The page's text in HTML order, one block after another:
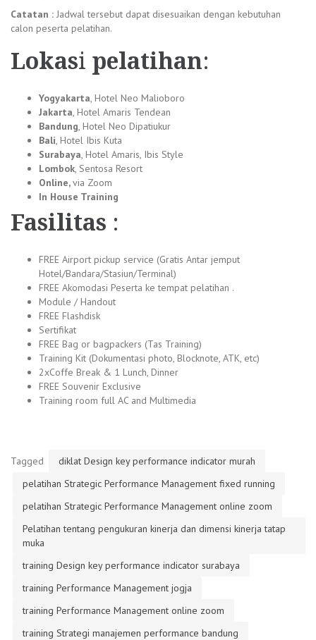
Catatan : Jadwal tersebut dapat disesuaikan dengan kebutuhan
calon peserta pelatihan.
Lokasi pelatihan:
Yogyakarta, Hotel Neo Malioboro
Jakarta, Hotel Amaris Tendean
Bandung, Hotel Neo Dipatiukur
Bali, Hotel Ibis Kuta
Surabaya, Hotel Amaris, Ibis Style
Lombok, Sentosa Resort
Online,via Zoom
In House Training
Fasilitas :
FREE Airport pickup service (Gratis Antar jemput
Hotel/Bandara/Stasiun/Terminal)
FREE Akomodasi Peserta ke tempat pelatihan .
Module / Handout
FREE Flashdisk
Sertifikat
FREE Bag or bagpackers (Tas Training)
Training Kit (Dokumentasi photo, Blocknote, ATK, etc)
2xCoffe Break & 1 Lunch, Dinner
FREE Souvenir Exclusive
Training room full AC and Multimedia
Tagged
diklat Design key performance indicator murah
pelatihan Strategic Performance Management fixed running
pelatihan Strategic Performance Management online zoom
Pelatihan tentang pengukuran kinerja dan dimensi kinerja tatap
muka
training Design key performance indicator surabaya
training Performance Management jogja
training Performance Management online zoom
training Strategi manajemen performance bandung